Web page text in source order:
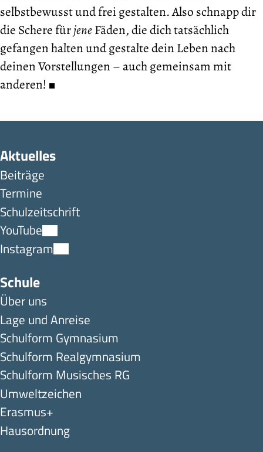
selbstbewusst und frei gestalten. Also schnapp dir
die Schere fürjeneFäden, die dich tatsächlich
gefangen halten und gestalte dein Leben nach
deinen Vorstellungen – auch gemeinsam mit
anderen!
Aktuelles
Beiträge
Termine
Schulzeitschrift
YouTube
Instagram
Schule
Über uns
Lage und Anreise
Schulform Gymnasium
Schulform Realgymnasium
Schulform Musisches RG
Umweltzeichen
Erasmus+
Hausordnung